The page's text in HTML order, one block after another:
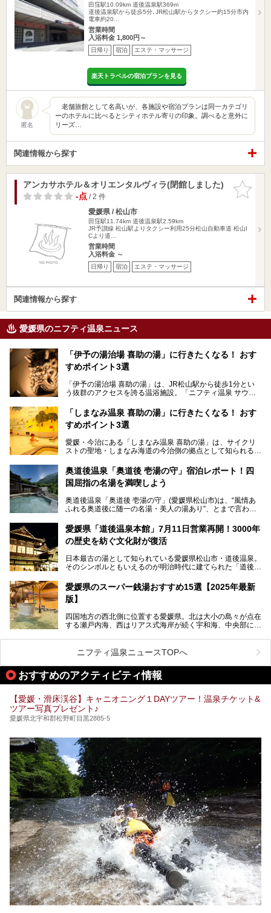
田窪駅10.09km 道後温泉駅369m
道後温泉駅から徒歩5分､JR松山駅からタクシー約15分市内
電車約20…
営業時間
入浴料金 1,800円～
日帰り 宿泊 エステ・マッサージ
楽天トラベルの宿泊プランを見る
匿名
老舗旅館として名高いが、各施設や宿泊プランは同一カテゴリ
ーのホテルに比べるとシティホテル寄りの印象。調べると意外に
リーズ…
関連情報から探す
お気に入
りに追加
アンカサホテル＆オリエンタルヴィラ(閉館しました)
-点/ 2 件
愛媛県 / 松山市
田窪駅11.74km 道後温泉駅2.59km
JR予讃線 松山駅よりタクシー利用25分松山自動車道 松山I
Cより道…
営業時間
入浴料金 ～
日帰り 宿泊 エステ・マッサージ
関連情報から探す
愛媛県のニフティ温泉ニュース
「伊予の湯治場 喜助の湯」に行きたくなる！ おす
すめポイント3選
「伊予の湯治場 喜助の湯」は、JR松山駅から徒歩1分とい
う抜群のアクセスを誇る温浴施設。「ニフティ温泉 サウナ
ナーが訪れる人気スポットです。天然温泉・サウナ・岩盤
浴・食事・宿泊まで“癒しのすべて”がそろう人気施設の中で
も、特におすすめしたい3つのポイントについて厳選してお
「しまなみ温泉 喜助の湯」に行きたくなる！ おす
すめポイント3選
愛媛・今治にある「しまなみ温泉 喜助の湯」は、サイクリ
ストの聖地・しまなみ海道の今治側の拠点として知られる人
ばれていて、自転車ロッカーや工具、給水サービスなど、旅
人に嬉しい工夫がたっぷり。お風呂は内湯から半露天、サウ
ナまで種類豊富で広々空間。泉質も温度もバリエーション豊
ポイントについて厳選してお届けします。読めばきっと、行
きたくなること間違いなし！
奥道後温泉「奥道後 壱湯の守」宿泊レポート！四
国屈指の名湯を満喫しよう
奥道後温泉「奥道後 壱湯の守」(愛媛県松山市)は、“風情あ
ふれる奥道後に随一の名湯・美人の湯あり”、とまで言われ
露天風呂。日々の生活から隔離された非日常感を味わえま
す。
ト。今回はニフティ温泉ライターである筆者自ら宿泊し、名
物の大露天風呂「翠明の湯」の全浴槽をご紹介。また、パブ
その魅力をご紹介します！
愛媛県「道後温泉本館」7月11日営業再開！3000年
の歴史を紡ぐ文化財が復活
日本最古の湯として知られている愛媛県松山市・道後温泉。
そのシンボルともいえるのが明治時代に建てられた「道後温
いた保存修理工事が終わり、いよいよ2024年7月11日から
全館営業再開となります。
愛媛県のスーパー銭湯おすすめ15選【2025年最新
版】
四国地方の西北側に位置する愛媛県。北は大小の島々が点在
する瀬戸内海、西はリアス式海岸が続く宇和海、中央部には
な自然と、温暖な気候が魅力の県です。
日本最古の温泉といわれる道後温泉を筆頭に、多くの温泉が
ある愛媛県は、スーパー銭湯も豊富です。中には、中四国地
方を代表する人気の施設も。今回は、愛媛県の誇るスーパー
銭湯をピックアップしました。
ニフティ温泉ニュースTOPへ
おすすめのアクティビティ情報
【愛媛・滑床渓谷】キャニオニング１DAYツアー！温泉チケット&
ツアー写真プレゼント♪
愛媛県北宇和郡松野町目黒2885-5